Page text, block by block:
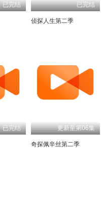
已完结
侦探人生第二季
已完结 更新至第06集
奇探佩辛丝第二季